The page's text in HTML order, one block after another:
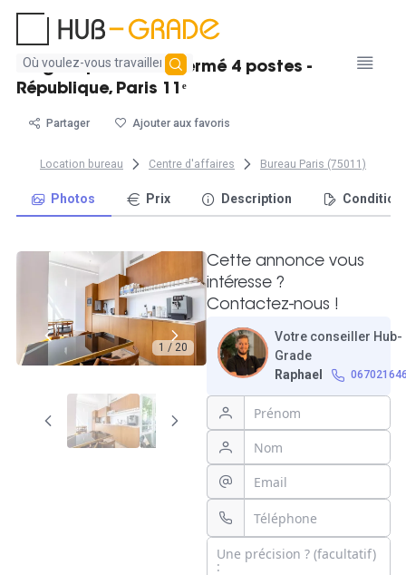
Aucun
résultat
trouvé
Magnifique bureau fermé 4 postes -
République, Paris 11ᵉ
Partager Ajouter aux favoris
Location bureau Centre d'affaires Bureau Paris (75011)
Photos Prix Description
1 / 20
Cette annonce vous
intéresse ?
Contactez-nous !
Votre conseiller Hub-
Grade
Raphael